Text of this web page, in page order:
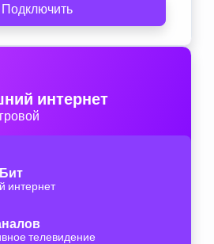
Подключить
интернет
интернет
телевидение